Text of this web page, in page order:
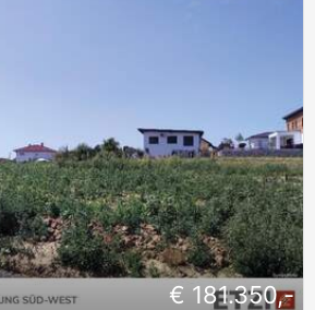
€ 181.350,-